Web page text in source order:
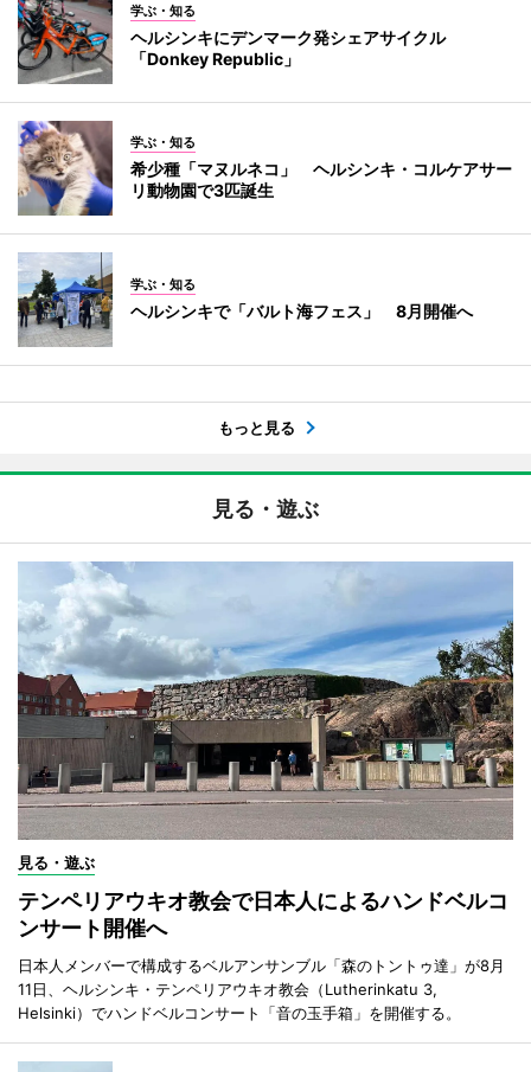
学ぶ・知る
ヘルシンキにデンマーク発シェアサイクル
「Donkey Republic」
学ぶ・知る
希少種「マヌルネコ」 ヘルシンキ・コルケアサー
リ動物園で3匹誕生
学ぶ・知る
ヘルシンキで「バルト海フェス」 8月開催へ
もっと見る
見る・遊ぶ
見る・遊ぶ
テンペリアウキオ教会で日本人によるハンドベルコ
ンサート開催へ
日本人メンバーで構成するベルアンサンブル「森のトントゥ達」が8月
11日、ヘルシンキ・テンペリアウキオ教会（Lutherinkatu 3,
Helsinki）でハンドベルコンサート「音の玉手箱」を開催する。